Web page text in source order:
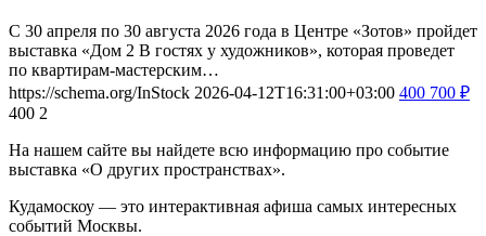
С 30 апреля по 30 августа 2026 года в Центре «Зотов» пройдет
выставка «Дом 2 В гостях у художников», которая проведет
по квартирам-мастерским…
https://schema.org/InStock 2026-04-12T16:31:00+03:00 400 700 ₽
400 2
На нашем сайте вы найдете всю информацию про событие
выставка «О других пространствах».
Кудамоскоу — это интерактивная афиша самых интересных
событий Москвы.